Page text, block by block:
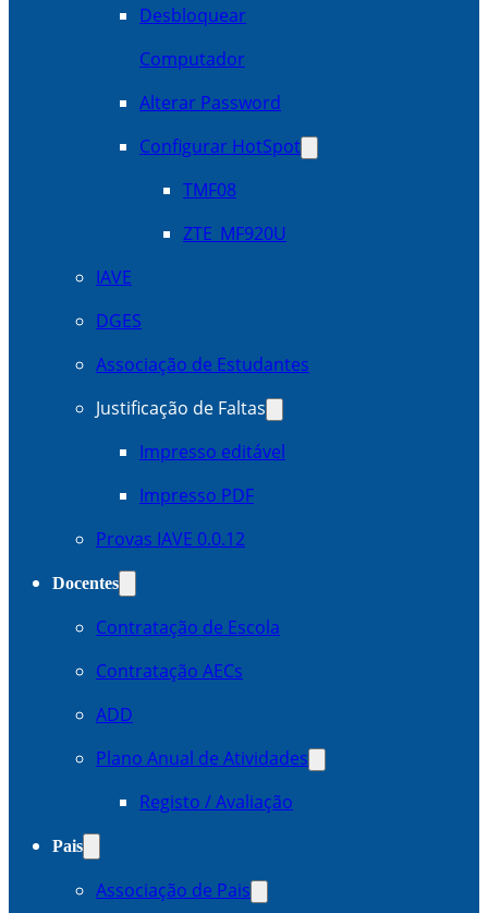
Desbloquear
Computador
Alterar Password
Configurar HotSpot
TMF08
ZTE_MF920U
IAVE
DGES
Associação de Estudantes
Justificação de Faltas
Impresso editável
Impresso PDF
Provas IAVE 0.0.12
Docentes
Contratação de Escola
Contratação AECs
ADD
Plano Anual de Atividades
Registo / Avaliação
Pais
Associação de Pais